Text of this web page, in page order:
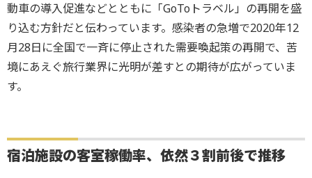
動車の導入促進などとともに「GoToトラベル」の再開を盛
り込む方針だと伝わっています。感染者の急増で2020年12
月28日に全国で一斉に停止された需要喚起策の再開で、苦
境にあえぐ旅行業界に光明が差すとの期待が広がっていま
す。
宿泊施設の客室稼働率、依然３割前後で推移